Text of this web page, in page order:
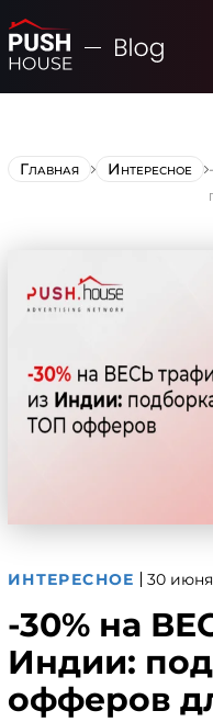
Главная Интересное
ИНТЕРЕСНОЕ 30
-30% на
Индии:
офферов